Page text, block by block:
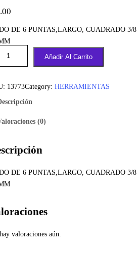
DE 6 PUNTAS,LARGO, CUADRADO 3/8
Añadir Al Carrito
13773Category: HERRAMIENTAS
(0)
DE 6 PUNTAS,LARGO, CUADRADO 3/8
valoraciones aún.